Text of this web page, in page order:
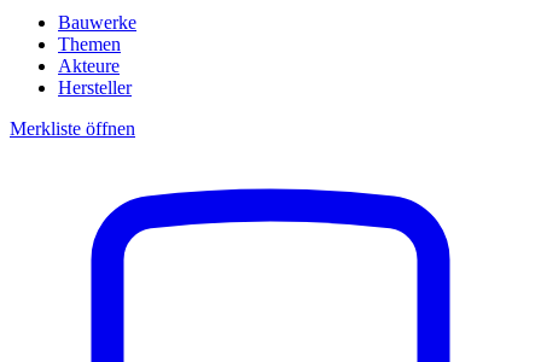
Bauwerke
Themen
Akteure
Hersteller
Merkliste öffnen